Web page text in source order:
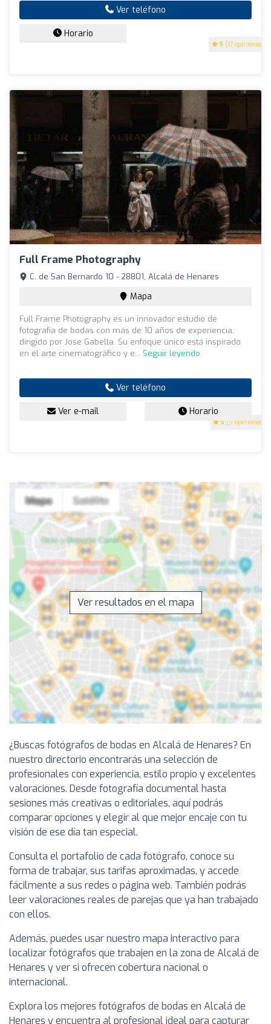
5 (17 opiniones)
Ver teléfono
Horario
Full Frame Photography
5 (5 opiniones)
C. de San Bernardo 10 - 28801, Alcalá de Henares
Mapa
Full Frame Photography es un innovador estudio de
fotografía de bodas con más de 10 años de experiencia,
dirigido por Jose Gabella. Su enfoque único está inspirado
en el arte cinematográfico y e... Seguir leyendo
Ver teléfono
Ver e-mail Horario
Ver resultados en el mapa
¿Buscas fotógrafos de bodas en Alcalá de Henares? En
nuestro directorio encontrarás una selección de
profesionales con experiencia, estilo propio y excelentes
valoraciones. Desde fotografía documental hasta
sesiones más creativas o editoriales, aquí podrás
comparar opciones y elegir al que mejor encaje con tu
visión de ese día tan especial.
Consulta el portafolio de cada fotógrafo, conoce su
forma de trabajar, sus tarifas aproximadas, y accede
fácilmente a sus redes o página web. También podrás
leer valoraciones reales de parejas que ya han trabajado
con ellos.
Además, puedes usar nuestro mapa interactivo para
localizar fotógrafos que trabajen en la zona de Alcalá de
Henares y ver si ofrecen cobertura nacional o
internacional.
Explora los mejores fotógrafos de bodas en Alcalá de
Henares y encuentra al profesional ideal para capturar